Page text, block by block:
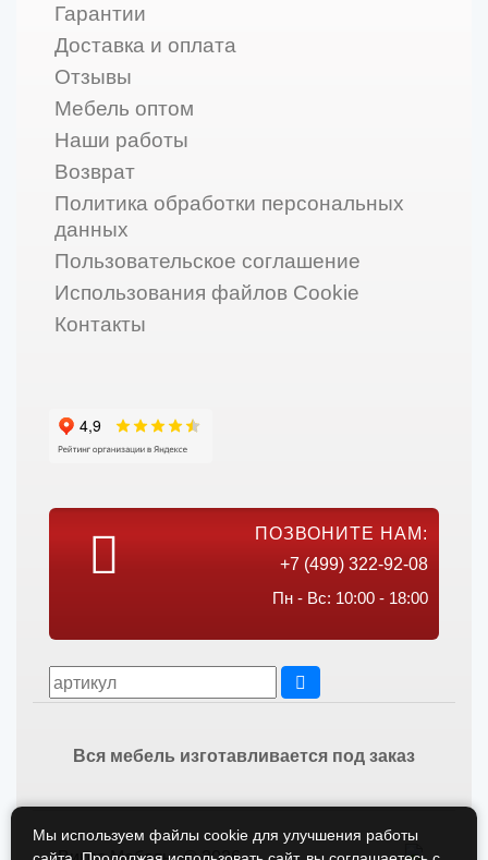
Гарантии
Доставка и оплата
Отзывы
Мебель оптом
Наши работы
Возврат
Политика обработки персональных
данных
Пользовательское соглашение
Использования файлов Cookie
Контакты
ПОЗВОНИТЕ НАМ:
+7 (499) 322-92-08
Пн - Вс: 10:00 - 18:00
Вся мебель изготавливается под заказ
Мы используем файлы cookie для улучшения работы